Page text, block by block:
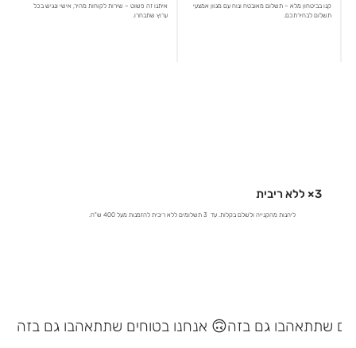
איתנו זה פשוט – שירות לקוחות מהיר, אישי ונגיש בכל
ערוץ שתבחרו.
קנו בביטחון מלא – תשלום מאובטח ונוח עם מגוון אמצעי
תשלום לבחירתכם.
3× ללא ריבית
ליהנות מהקנייה ולשלם בקלות. עד 3 תשלומים ללא ריבית להזמנות מעל 400 ש"ח.
אנחנו בטוחים שתתאהבו גם בזה 🙃